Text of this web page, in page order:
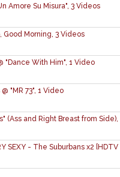
Amore Su Misura", 3 Videos
Good Morning, 3 Videos
"Dance With Him", 1 Video
"MR 73", 1 Video
(Ass and Right Breast from
SEXY - The Suburbans x2